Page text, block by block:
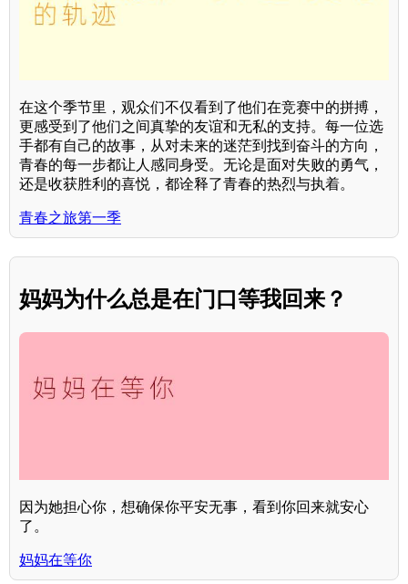
在这个季节里，观众们不仅看到了他们在竞赛中的拼搏，
更感受到了他们之间真挚的友谊和无私的支持。每一位选
手都有自己的故事，从对未来的迷茫到找到奋斗的方向，
青春的每一步都让人感同身受。无论是面对失败的勇气，
还是收获胜利的喜悦，都诠释了青春的热烈与执着。
青春之旅第一季
妈妈为什么总是在门口等我回来？
因为她担心你，想确保你平安无事，看到你回来就安心
了。
妈妈在等你